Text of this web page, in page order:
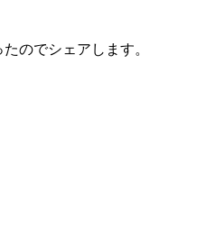
のでシェアします。